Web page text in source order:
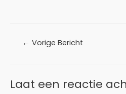
Bericht
← Vorige Bericht
Laat een reactie